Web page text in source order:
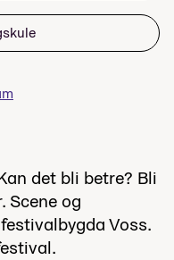
det bli betre? Bli
Scene og
Voss.